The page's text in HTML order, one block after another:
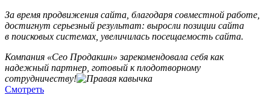
За время продвижения сайта, благодаря совместной работе,
достигнут серьезный результат: выросли позиции сайта
в поисковых системах, увеличилась посещаемость сайта.
Компания «Сео Продакшн» зарекомендовала себя как
надежный партнер, готовый к плодотворному
сотрудничеству!
Смотреть